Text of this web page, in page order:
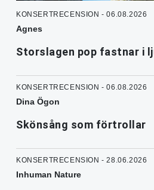
KONSERTRECENSION - 06.08.2026
Agnes
Storslagen pop fastnar i
KONSERTRECENSION - 06.08.2026
Dina Ögon
Skönsång som förtrollar
KONSERTRECENSION - 28.06.2026
Inhuman Nature